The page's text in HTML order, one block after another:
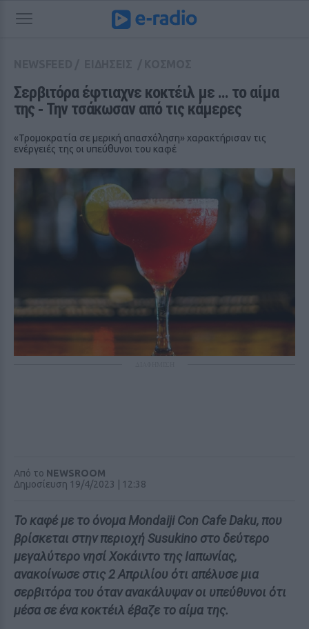
Σερβιτόρα έφτιαχνε κοκτέιλ με ... το αίμα
της ‑ Την τσάκωσαν από τις κάμερες
«Τρομοκρατία σε μερική απασχόληση» χαρακτήρισαν τις
ενέργειές της οι υπεύθυνοι του καφέ
Από το NEWSROOM
Δημοσίευση 19/4/2023 | 12:38
Το καφέ με το όνομα Mondaiji Con Cafe Daku, που
βρίσκεται στην περιοχή Susukino στο δεύτερο
μεγαλύτερο νησί Χοκάιντο της Ιαπωνίας,
ανακοίνωσε στις 2 Απριλίου ότι απέλυσε μια
σερβιτόρα του όταν ανακάλυψαν οι υπεύθυνοι ότι
μέσα σε ένα κοκτέιλ έβαζε το αίμα της.